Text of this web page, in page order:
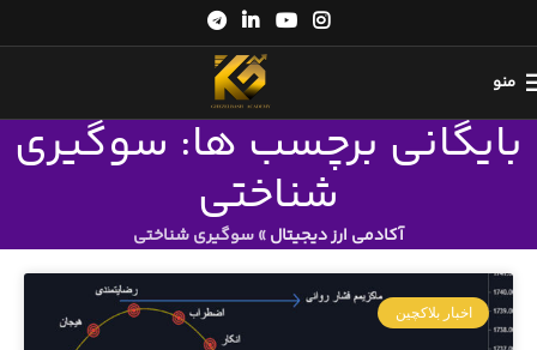
منو
بایگانی برچسب ها: سوگیری
شناختی
آکادمی ارز دیجیتال»سوگیری شناختی
اخبار بلاکچین